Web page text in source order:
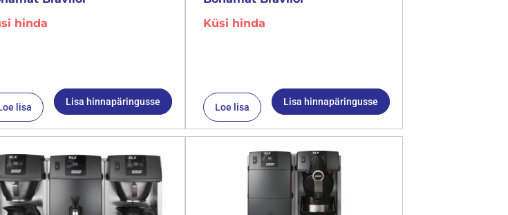
hinda
lisa Lisa hinnapäringusse
Küsi hinda
Loe lisa Lisa hinnapäringusse